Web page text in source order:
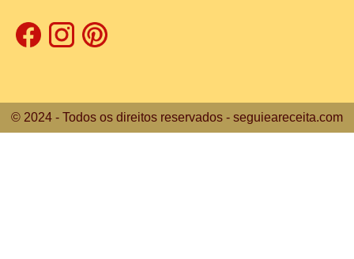
© 2024 - Todos os direitos reservados - seguieareceita.com